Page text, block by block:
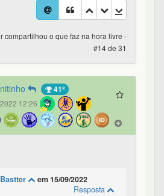
compartilhou o que faz na hora livre -
#14 de 31
41º
12:26
em 15/09/2022
Resposta